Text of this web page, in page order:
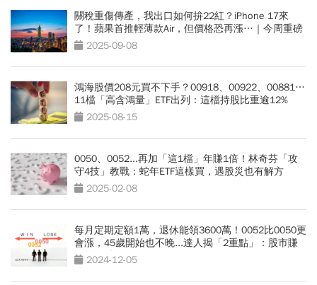
關稅重傷傳產，我出口如何拚22紅？iPhone 17來
了！蘋果首推輕薄款Air，但價格恐再漲…｜今周重磅
2025-09-08
鴻海股價208元買不下手？00918、00922、00881…
11檔「高含鴻量」ETF出列：這檔持股比重逾12%
2025-08-15
0050、0052...再加「這1檔」年賺1倍！林奇芬「攻
守4技」教戰：蛇年ETF這樣買，遇股災也有解方
2025-02-08
每月定期定額1萬，退休能領3600萬！0052比0050更
會漲，45歲開始也不晚...達人揭「2重點」：股市賺
錢的關鍵
2024-12-05